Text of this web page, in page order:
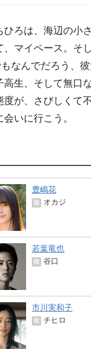
ろは、海辺の小
マイペース。そ
なんでだろう、
高生、そして無口
が、さびしくて
いに行こう。
豊嶋花
役 オカジ
若葉竜也
役 谷口
市川実和子
役 チヒロ